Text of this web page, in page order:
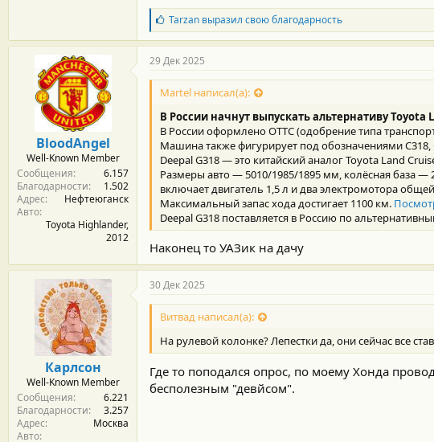
Б
л
а
г
о
д
а
н
о
с
т
и
:
Tarzanвыразил свою благодарность
BloodAngel
Well-Known Member
Сообщения
6.157
Благодарности
1.502
Адрес
Нефтеюганск
Авто
Toyota Highlander,
2012
29 Дек 2025
Martel написал(а):
В России начнут выпускать альтернативу Toyota
В России оформлено ОТТС (одобрение типа
Машина также фигурирует под обозначениями C318,
Deepal G318 — это китайский аналог Toyota Land
Размеры авто — 5010/1985/1895 мм, колёсная база
включает двигатель 1,5 л и два электромотора
Максимальный запас хода достигает 1100 км.
Deepal G318 поставляется в Россию по
Наконец то УАЗик на дачу
Карлсон
Well-Known Member
Сообщения
6.221
Благодарности
3.257
Адрес
Москва
Авто
30 Дек 2025
Витвад написал(а):
На рулевой колонке? Лепестки да, они сейчас все
Где то поподался опрос, по моему Хонда
бесполезным "девйсом".